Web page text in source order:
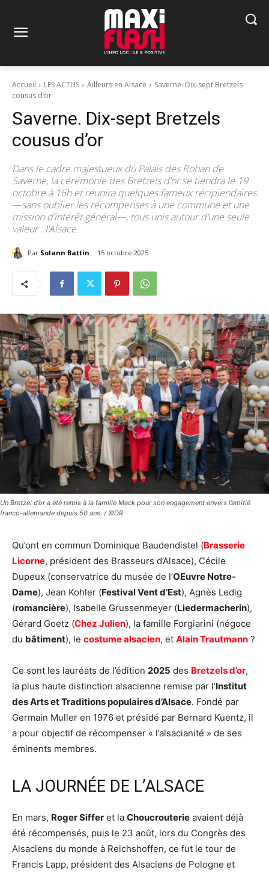
Accueil LES ACTUS Ailleurs en Alsace
Saverne. Dix-sept Bretzels
cousus d’or
Saverne. Dix-sept Bretzels
cousus d’or
Dans le cadre majestueux du Palais des Rohan de
Saverne, la cérémonie des Bretzels d’or se tiendra le 19
octobre à 16h et réunira quelques fameux récipiendaires
—sans oublier les récompenses à une commune et une
mission d’intérêt général—, tous unis autour d’une seule
valeur : l’Alsace.
Par Solann Battin 15 octobre 2025
Un Bretzel d’or a été remis à la famille Mack pour son engagement envers l’amitié
franco-allemande depuis 50 ans. / ©DR
Qu’ont en commun Dominique Baudendistel (Brasserie
Licorne, président des Brasseurs d’Alsace), Cécile
Dupeux (conservatrice du musée de l’OEuvre Notre-
Dame), Jean Kohler (Festival Vent d’Est), Agnès Ledig
(romancière), Isabelle Grussenmeyer (Liedermacherin),
Gérard Goetz (Chez Julien), la famille Forgiarini (négoce
du bâtiment), le costume alsacien, et Alain Trautmann ?
Ce sont les lauréats de l’édition 2025 des Bretzels d’or,
la plus haute distinction alsacienne remise par l’Institut
des Arts et Traditions populaires d’Alsace. Fondé par
Germain Muller en 1976 et présidé par Bernard Kuentz, il
a pour objectif de récompenser « l’alsacianité » de ses
éminents membres.
LA JOURNÉE DE L’ALSACE
En mars, Roger Siffer et la Choucrouterie avaient déjà
été récompensés, puis le 23 août, lors du Congrès des
Alsaciens du monde à Reichshoffen, ce fut le tour de
Francis Lapp, président des Alsaciens de Pologne et